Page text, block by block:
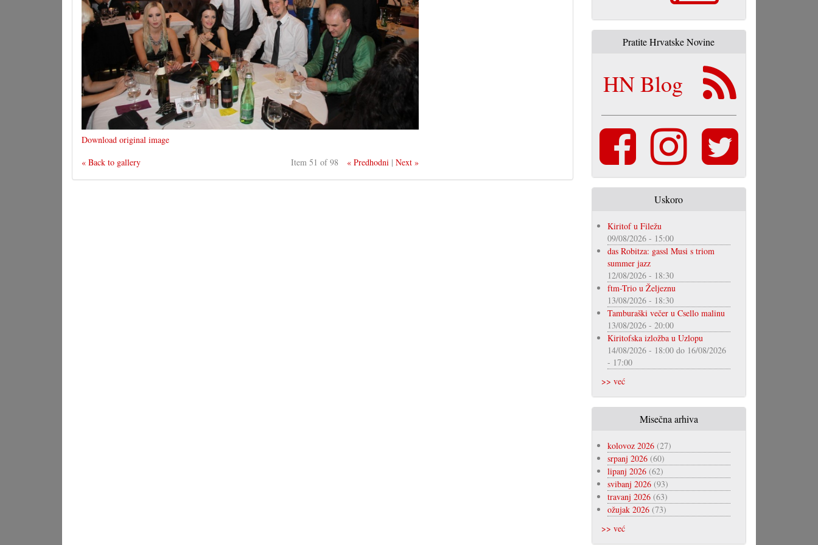
Download original image
« Back to gallery
Item 51 of 98 « Predhodni |Next »
Pratite Hrvatske Novine
HN Blog
Uskoro
Kiritof u Filežu
09/08/2026 - 15:00
das Robitza: gassl Musi s triom
summer jazz
12/08/2026 - 18:30
ftm-Trio u Željeznu
13/08/2026 - 18:30
Tamburaški večer u Csello malinu
13/08/2026 - 20:00
Kiritofska izložba u Uzlopu
14/08/2026 - 18:00do 16/08/2026
- 17:00
>> već
Misečna arhiva
kolovoz 2026(27)
srpanj 2026(60)
lipanj 2026(62)
svibanj 2026(93)
travanj 2026(63)
ožujak 2026(73)
>> već